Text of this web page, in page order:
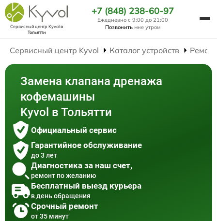
Сервисный центр Kyvolв
Тольятти
+7 (848) 238-60-97
Ежедневно с 9:00 до 21:00
Позвонить мне утром
Сервисный центр Kyvol Каталог устройств
Замена клапана дренажа
кофемашины
Kyvol в Тольятти
Официальный сервис
Гарантийное обслуживание
до 3 лет
Диагностика за наш счет,
ремонт по желанию
Бесплатный выезд курьера
в день обращения
Срочный ремонт
от 35 минут